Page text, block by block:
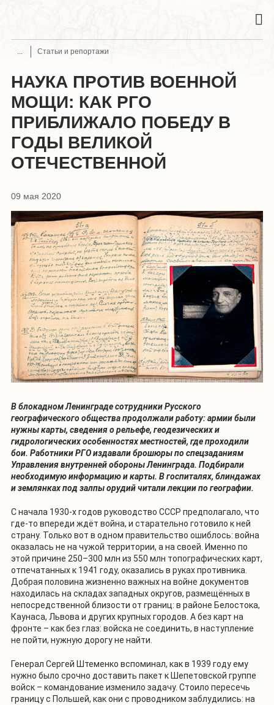
Статьи и репортажи
НАУКА ПРОТИВ ВОЕННОЙ
МОЩИ: КАК РГО
ПРИБЛИЖАЛО ПОБЕДУ В
ГОДЫ ВЕЛИКОЙ
ОТЕЧЕСТВЕННОЙ
09 мая 2020
В блокадном Ленинграде сотрудники Русского
географического общества продолжали работу: армии были
нужны карты, сведения о рельефе, геодезических и
гидрологических особенностях местностей, где проходили
бои. Работники РГО издавали брошюры по спецзаданиям
Управления внутренней обороны Ленинграда. Подбирали
необходимую информацию и карты. В госпиталях, блиндажах
и землянках под залпы орудий читали лекции по географии.
С начала 1930-х годов руководство СССР предполагало, что
где-то впереди ждёт война, и старательно готовило к ней
страну. Только вот в одном правительство ошиблось: война
оказалась не на чужой территории, а на своей. Именно по
этой причине 250–300 млн из 550 млн топографических карт,
отпечатанных к 1941 году, оказались в руках противника.
Добрая половина жизненно важных на войне документов
находилась на складах западных округов, размещённых в
непосредственной близости от границ: в районе Белостока,
Каунаса, Львова и других крупных городов. А без карт на
фронте – как без глаз: войска не соединить, в наступление
не пойти, нужную дорогу не найти.
Генерал Сергей Штеменко вспоминал, как в 1939 году ему
нужно было срочно доставить пакет к Шепетовской группе
войск – командование изменило задачу. Стоило пересечь
границу с Польшей, как они с проводником заблудились: на